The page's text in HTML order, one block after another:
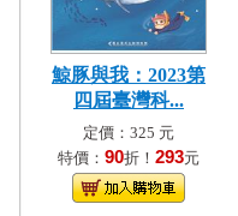
鯨豚與我：2023第
四屆臺灣科...
定價：325 元
特價： 90折！ 293元